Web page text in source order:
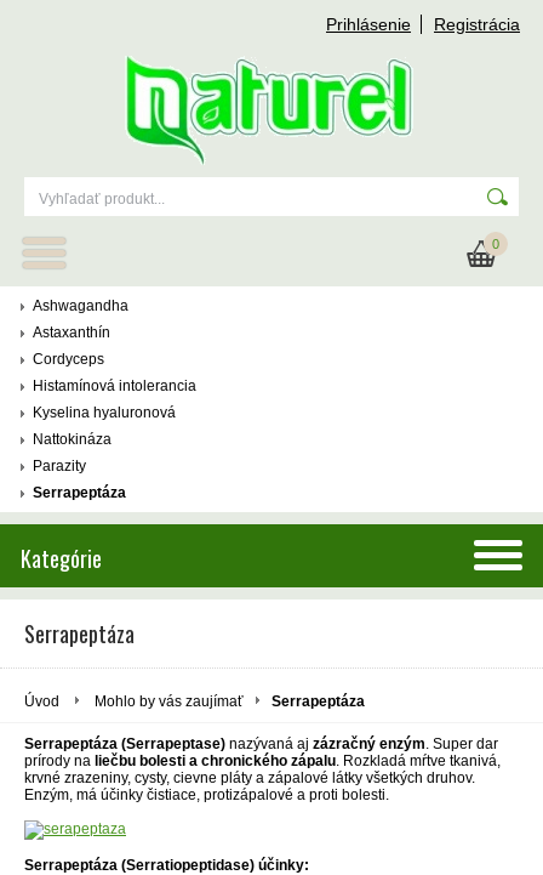
Prihlásenie Registrácia
0
Ashwagandha
Astaxanthín
Cordyceps
Histamínová intolerancia
Kyselina hyaluronová
Nattokináza
Parazity
Serrapeptáza
Kategórie
Serrapeptáza
Úvod Mohlo by vás zaujímať Serrapeptáza
Serrapeptáza (Serrapeptase) nazývaná aj zázračný enzým. Super dar
prírody na liečbu bolesti a chronického zápalu. Rozkladá mŕtve tkanivá,
krvné zrazeniny, cysty, cievne pláty a zápalové látky všetkých druhov.
Enzým, má účinky čistiace, protizápalové a proti bolesti.
Serrapeptáza (Serratiopeptidase) účinky: